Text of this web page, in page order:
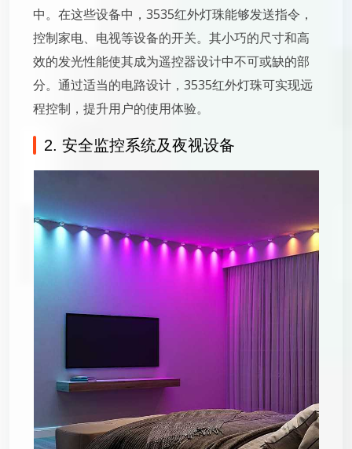
中。在这些设备中，3535红外灯珠能够发送指令，
控制家电、电视等设备的开关。其小巧的尺寸和高
效的发光性能使其成为遥控器设计中不可或缺的部
分。通过适当的电路设计，3535红外灯珠可实现远
程控制，提升用户的使用体验。
2. 安全监控系统及夜视设备